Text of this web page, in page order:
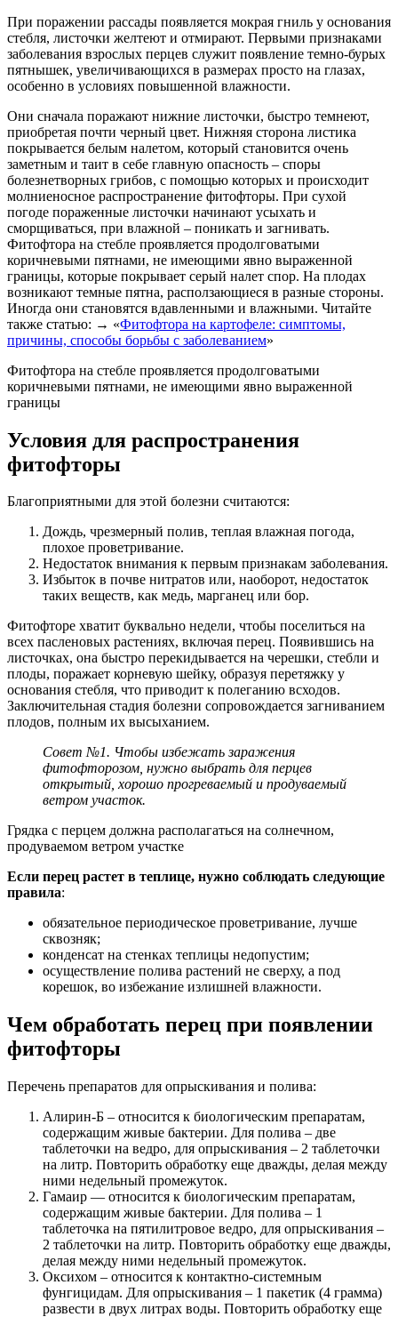
При поражении рассады появляется мокрая гниль у основания
стебля, листочки желтеют и отмирают. Первыми признаками
заболевания взрослых перцев служит появление темно-бурых
пятнышек, увеличивающихся в размерах просто на глазах,
особенно в условиях повышенной влажности.
Они сначала поражают нижние листочки, быстро темнеют,
приобретая почти черный цвет. Нижняя сторона листика
покрывается белым налетом, который становится очень
заметным и таит в себе главную опасность – споры
болезнетворных грибов, с помощью которых и происходит
молниеносное распространение фитофторы. При сухой
погоде пораженные листочки начинают усыхать и
сморщиваться, при влажной – поникать и загнивать.
Фитофтора на стебле проявляется продолговатыми
коричневыми пятнами, не имеющими явно выраженной
границы, которые покрывает серый налет спор. На плодах
возникают темные пятна, расползающиеся в разные стороны.
Иногда они становятся вдавленными и влажными. Читайте
также статью: → «Фитофтора на картофеле: симптомы,
причины, способы борьбы с заболеванием»
Фитофтора на стебле проявляется продолговатыми
коричневыми пятнами, не имеющими явно выраженной
границы
Условия для распространения
фитофторы
Благоприятными для этой болезни считаются:
Дождь, чрезмерный полив, теплая влажная погода,
плохое проветривание.
Недостаток внимания к первым признакам заболевания.
Избыток в почве нитратов или, наоборот, недостаток
таких веществ, как медь, марганец или бор.
Фитофторе хватит буквально недели, чтобы поселиться на
всех пасленовых растениях, включая перец. Появившись на
листочках, она быстро перекидывается на черешки, стебли и
плоды, поражает корневую шейку, образуя перетяжку у
основания стебля, что приводит к полеганию всходов.
Заключительная стадия болезни сопровождается загниванием
плодов, полным их высыханием.
Совет №1. Чтобы избежать заражения
фитофторозом, нужно выбрать для перцев
открытый, хорошо прогреваемый и продуваемый
ветром участок.
Грядка с перцем должна располагаться на солнечном,
продуваемом ветром участке
Если перец растет в теплице, нужно соблюдать следующие
правила:
обязательное периодическое проветривание, лучше
сквозняк;
конденсат на стенках теплицы недопустим;
осуществление полива растений не сверху, а под
корешок, во избежание излишней влажности.
Чем обработать перец при появлении
фитофторы
Перечень препаратов для опрыскивания и полива:
Алирин-Б – относится к биологическим препаратам,
содержащим живые бактерии. Для полива – две
таблеточки на ведро, для опрыскивания – 2 таблеточки
на литр. Повторить обработку еще дважды, делая между
ними недельный промежуток.
Гамаир — относится к биологическим препаратам,
содержащим живые бактерии. Для полива – 1
таблеточка на пятилитровое ведро, для опрыскивания –
2 таблеточки на литр. Повторить обработку еще дважды,
делая между ними недельный промежуток.
Оксихом – относится к контактно-системным
фунгицидам. Для опрыскивания – 1 пакетик (4 грамма)
развести в двух литрах воды. Повторить обработку еще